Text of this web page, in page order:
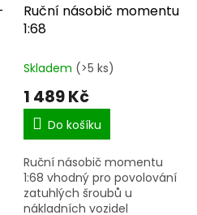
Ruční násobič momentu
1:68
Skladem (>5 ks)
1 489 Kč
Do košíku
Ruční násobič momentu
1:68 vhodný pro povolování
zatuhlých šroubů u
nákladních vozidel